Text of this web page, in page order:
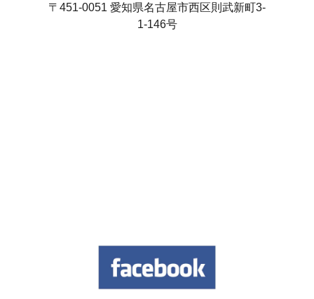
〒451-0051 愛知県名古屋市西区則武新町3-
1-146号